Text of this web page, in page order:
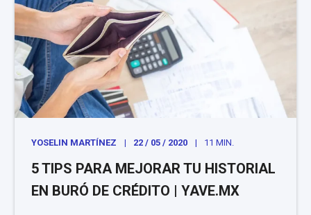
YOSELIN MARTÍNEZ 22 / 05 / 2020 11 MIN.
5 TIPS PARA MEJORAR TU HISTORIAL
EN BURÓ DE CRÉDITO | YAVE.MX